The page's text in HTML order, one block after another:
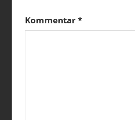
Kommentar*